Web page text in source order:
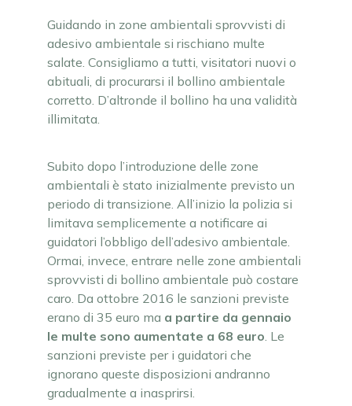
Guidando in zone ambientali sprovvisti di
adesivo ambientale si rischiano multe
salate. Consigliamo a tutti, visitatori nuovi o
abituali, di procurarsi il bollino ambientale
corretto. D’altronde il bollino ha una validità
illimitata.
Subito dopo l’introduzione delle zone
ambientali è stato inizialmente previsto un
periodo di transizione. All’inizio la polizia si
limitava semplicemente a notificare ai
guidatori l’obbligo dell’adesivo ambientale.
Ormai, invece, entrare nelle zone ambientali
sprovvisti di bollino ambientale può costare
caro. Da ottobre 2016 le sanzioni previste
erano di 35 euro ma a partire da gennaio
le multe sono aumentate a 68 euro. Le
sanzioni previste per i guidatori che
ignorano queste disposizioni andranno
gradualmente a inasprirsi.